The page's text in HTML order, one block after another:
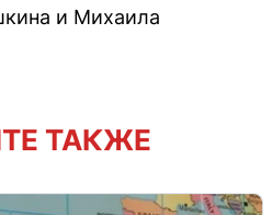
и Михаила
ТАКЖЕ